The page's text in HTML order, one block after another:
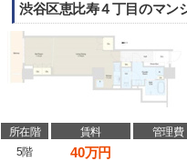
渋谷区恵比寿４丁目のマン
所在階 賃料 管理費
5階
40万円